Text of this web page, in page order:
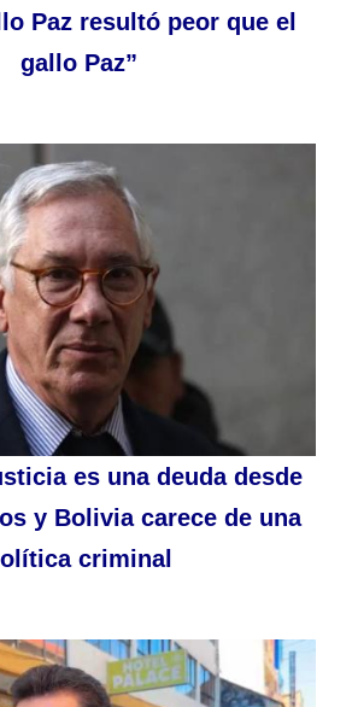
Paz resultó peor que el
gallo Paz”
es una deuda desde
y Bolivia carece de una
criminal